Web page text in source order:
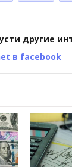
другие
в facebook